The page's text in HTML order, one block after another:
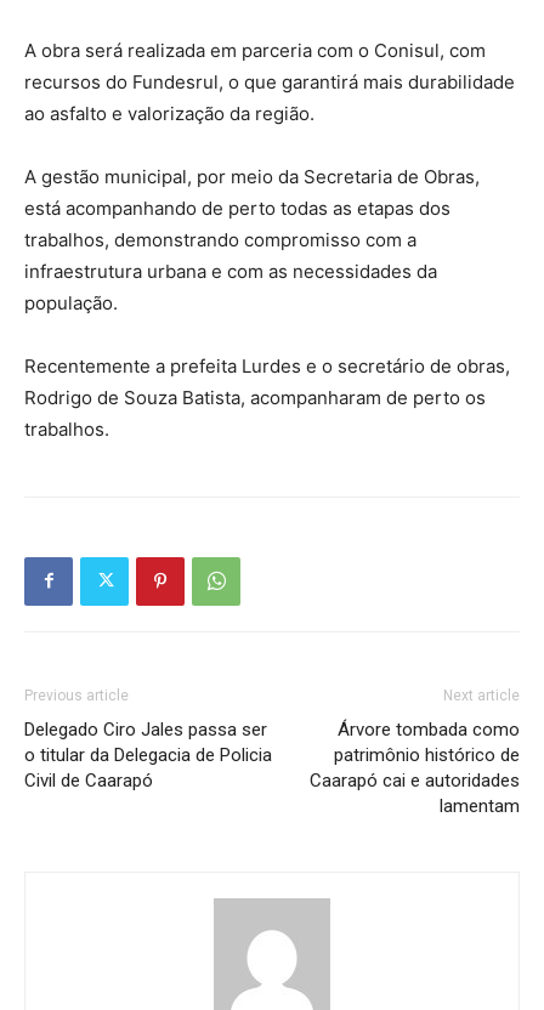
A obra será realizada em parceria com o Conisul, com
recursos do Fundesrul, o que garantirá mais durabilidade
ao asfalto e valorização da região.
A gestão municipal, por meio da Secretaria de Obras,
está acompanhando de perto todas as etapas dos
trabalhos, demonstrando compromisso com a
infraestrutura urbana e com as necessidades da
população.
Recentemente a prefeita Lurdes e o secretário de obras,
Rodrigo de Souza Batista, acompanharam de perto os
trabalhos.
Previous article
Delegado Ciro Jales passa ser
o titular da Delegacia de Policia
Civil de Caarapó
Next article
Árvore tombada como
patrimônio histórico de
Caarapó cai e autoridades
lamentam